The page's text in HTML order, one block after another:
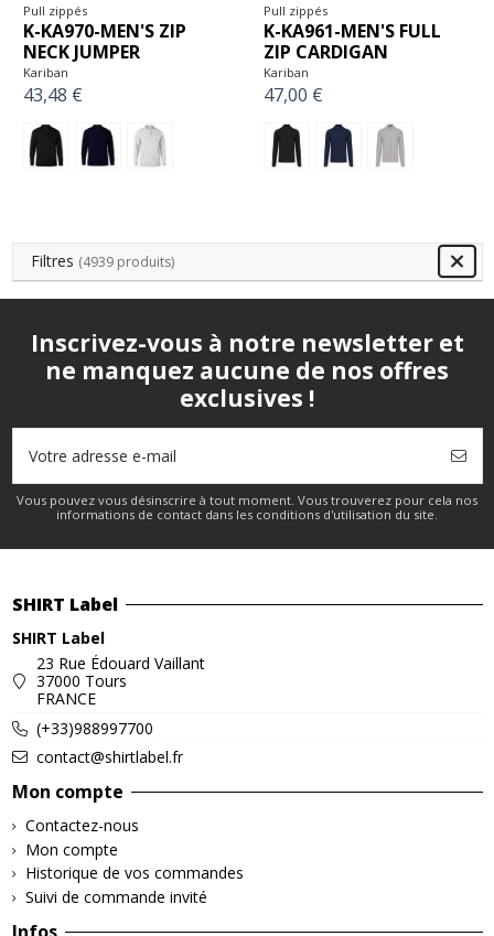
Pull zippés
K-KA970-MEN'S ZIP
NECK JUMPER
Kariban
43,48 €
Pull zippés
K-KA961-MEN'S FULL
ZIP CARDIGAN
Kariban
47,00 €
Filtres (4939 produits)
Inscrivez-vous à notre newsletter et
ne manquez aucune de nos offres
exclusives !
Vous pouvez vous désinscrire à tout moment. Vous trouverez pour cela nos
informations de contact dans les conditions d'utilisation du site.
SHIRT Label
SHIRT Label
23 Rue Édouard Vaillant
37000 Tours
FRANCE
(+33)988997700
contact@shirtlabel.fr
Mon compte
Contactez-nous
Mon compte
Historique de vos commandes
Suivi de commande invité